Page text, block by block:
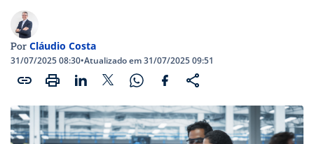
Por Cláudio Costa
31/07/2025 08:30•Atualizado em 31/07/2025 09:51